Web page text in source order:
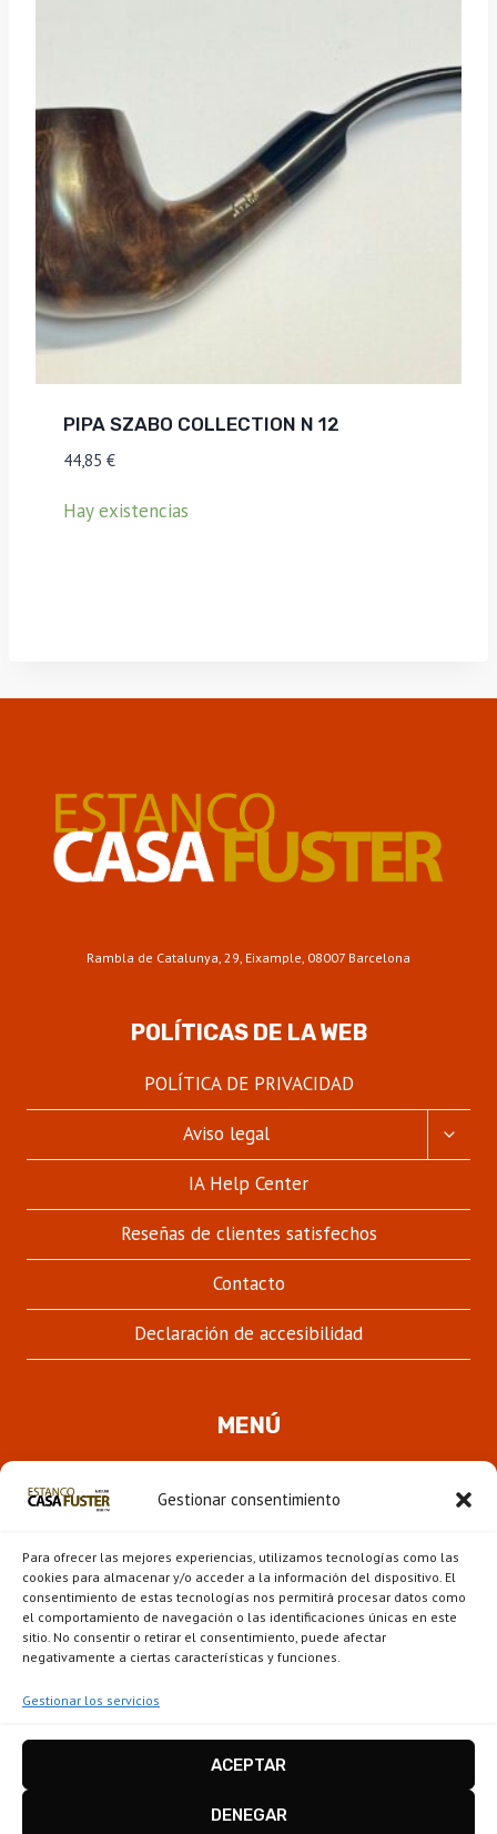
Gestionar consentimiento
Para ofrecer las mejores experiencias, utilizamos tecnologías como las
cookies para almacenar y/o acceder a la información del dispositivo. El
consentimiento de estas tecnologías nos permitirá procesar datos como
el comportamiento de navegación o las identificaciones únicas en este
sitio. No consentir o retirar el consentimiento, puede afectar
negativamente a ciertas características y funciones.
Gestionar los servicios
ACEPTAR
DENEGAR
PIPA SZABO COLLECTION N 12
44,85 €
Hay existencias
Rambla de Catalunya, 29, Eixample, 08007 Barcelona
POLÍTICAS DE LA WEB
POLÍTICA DE PRIVACIDAD
Aviso legal
IA Help Center
Reseñas de clientes satisfechos
Contacto
Declaración de accesibilidad
MENÚ
HIJO
Novedades
Escaparate
Disseny i configuracióigualada.online